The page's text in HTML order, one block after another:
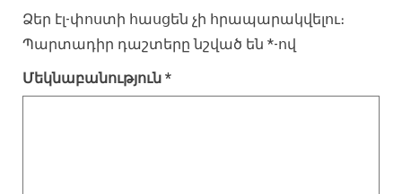
Ձեր էլ-փոստի հասցեն չի հրապարակվելու։
Պարտադիր դաշտերը նշված են *-ով
Մեկնաբանություն *